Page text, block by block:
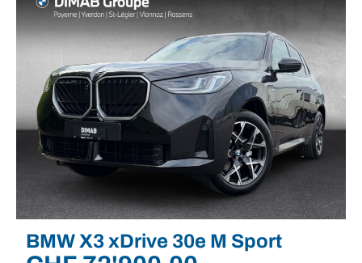
BMW X3 xDrive 30e M Sport